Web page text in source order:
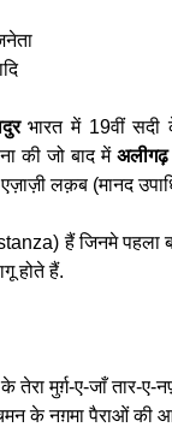
भारत में 19वीं सदी
की जो बाद मेंअलीगढ़
लक़ब (मानद
हैं जिनमे पहला
होते हैं.
तेरा मुर्ग़-ए-जाँ तार-
के नग़मा पैराओं की